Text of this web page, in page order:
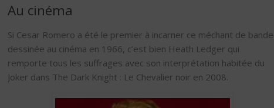
Au cinéma
Si Cesar Romero a été le premier à incarner ce méchant de bande
dessinée au cinéma en 1966, c’est bien Heath Ledger qui
remporte tous les suffrages avec son interprétation habitée du
Joker dans The Dark Knight : Le Chevalier noir en 2008.